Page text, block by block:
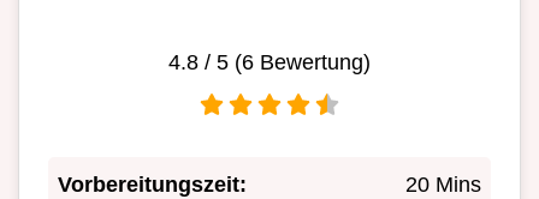
4.8 / 5 (6 Bewertung)
Vorbereitungszeit: 20 Mins